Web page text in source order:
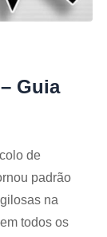
Guia
de
padrão
na
todos os